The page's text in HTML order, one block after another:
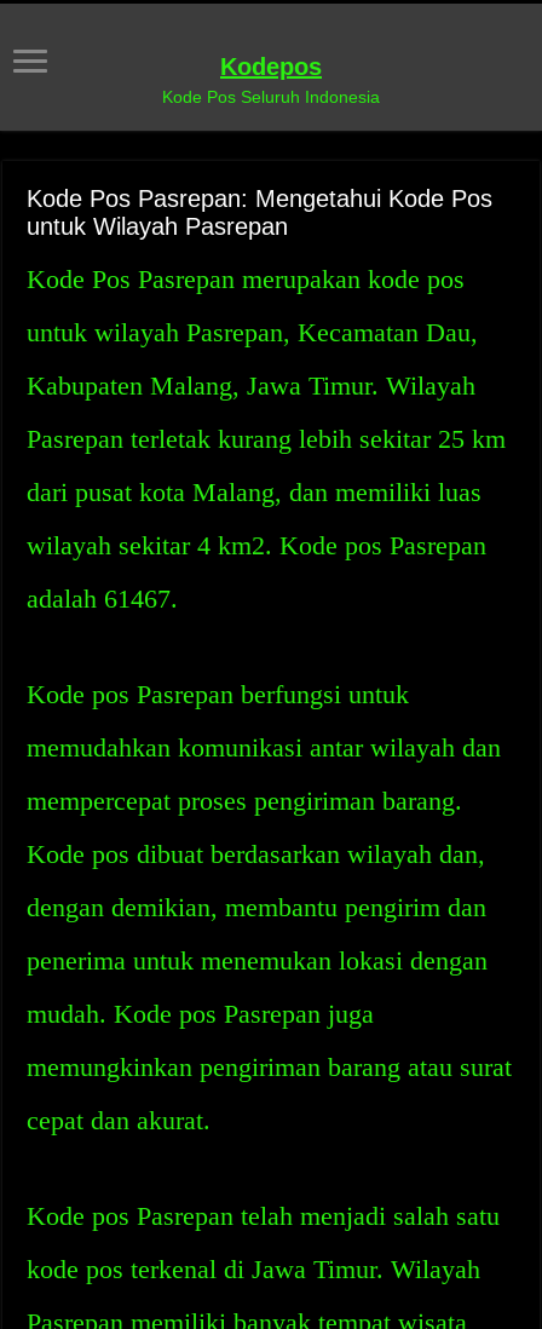
Kodepos
Kode Pos Seluruh Indonesia
Kode Pos Pasrepan: Mengetahui Kode Pos
untuk Wilayah Pasrepan
Kode Pos Pasrepan merupakan kode pos
untuk wilayah Pasrepan, Kecamatan Dau,
Kabupaten Malang, Jawa Timur. Wilayah
Pasrepan terletak kurang lebih sekitar 25 km
dari pusat kota Malang, dan memiliki luas
wilayah sekitar 4 km2. Kode pos Pasrepan
adalah 61467.
Kode pos Pasrepan berfungsi untuk
memudahkan komunikasi antar wilayah dan
mempercepat proses pengiriman barang.
Kode pos dibuat berdasarkan wilayah dan,
dengan demikian, membantu pengirim dan
penerima untuk menemukan lokasi dengan
mudah. Kode pos Pasrepan juga
memungkinkan pengiriman barang atau surat
cepat dan akurat.
Kode pos Pasrepan telah menjadi salah satu
kode pos terkenal di Jawa Timur. Wilayah
Pasrepan memiliki banyak tempat wisata